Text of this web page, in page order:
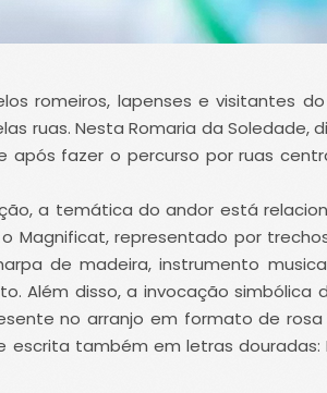
romeiros, lapenses e visitantes
ruas. Nesta Romaria da Soledade,
após fazer o percurso por ruas
a temática do andor está
Magnificat, representado por
de madeira, instrumento
Além disso, a invocação simbólica
no arranjo em formato de
também em letras douradas: